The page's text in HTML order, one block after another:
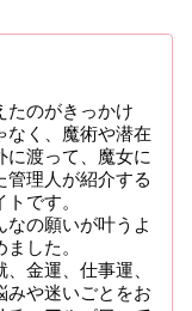
たのがきっかけ
なく、魔術や潜在
に渡って、魔女に
管理人が紹介する
です。
なの願いが叶うよ
した。
金運、仕事運、
みや迷いごとをお